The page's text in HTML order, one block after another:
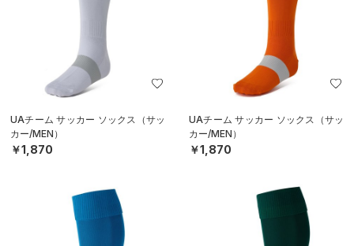
UAチーム サッカー ソックス（サッ
カー/MEN）
￥1,870
UAチーム サッカー ソックス（サッ
カー/MEN）
￥1,870